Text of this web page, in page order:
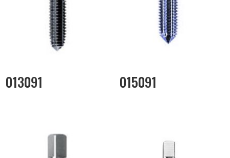
013091 015091